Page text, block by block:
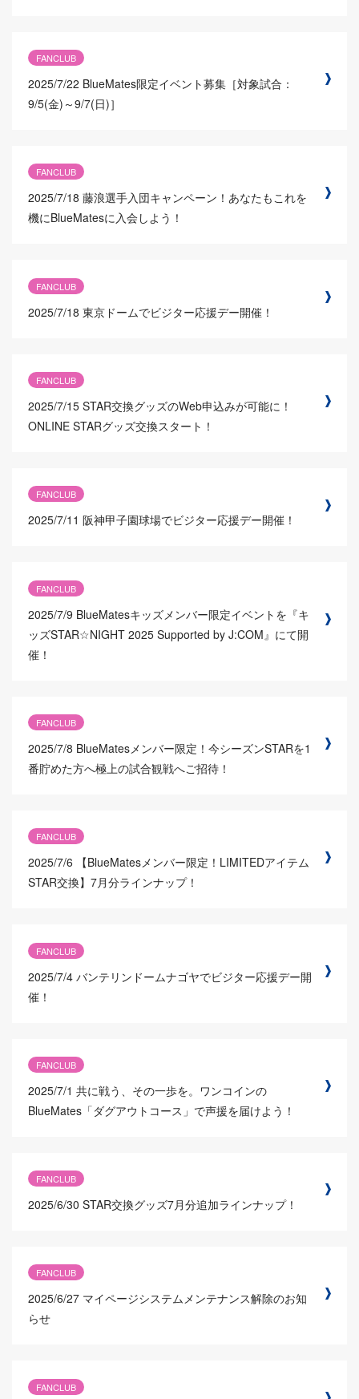
FANCLUB
2025/7/22 BlueMates限定イベント募集［対象試合：
9/5(金)～9/7(日)］
FANCLUB
2025/7/18 藤浪選手入団キャンペーン！あなたもこれを
機にBlueMatesに入会しよう！
FANCLUB
2025/7/18 東京ドームでビジター応援デー開催！
FANCLUB
2025/7/15 STAR交換グッズのWeb申込みが可能に！
ONLINE STARグッズ交換スタート！
FANCLUB
2025/7/11 阪神甲子園球場でビジター応援デー開催！
FANCLUB
2025/7/9 BlueMatesキッズメンバー限定イベントを『キ
ッズSTAR☆NIGHT 2025 Supported by J:COM』にて開
催！
FANCLUB
2025/7/8 BlueMatesメンバー限定！今シーズンSTARを1
番貯めた方へ極上の試合観戦へご招待！
FANCLUB
2025/7/6
【BlueMatesメンバー限定！LIMITEDアイテム
STAR交換】7月分ラインナップ！
FANCLUB
2025/7/4 バンテリンドームナゴヤでビジター応援デー開
催！
FANCLUB
2025/7/1 共に戦う、その一歩を。ワンコインの
BlueMates「ダグアウトコース」で声援を届けよう！
FANCLUB
2025/6/30 STAR交換グッズ7月分追加ラインナップ！
FANCLUB
2025/6/27 マイページシステムメンテナンス解除のお知
らせ
FANCLUB